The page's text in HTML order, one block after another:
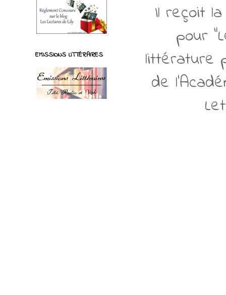
Il reçoit
pour
littérature
de
EMISSIONS LITTÉRAIRES